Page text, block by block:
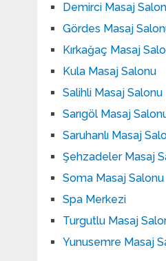
Demirci Masaj
Gördes Masaj
Kırkağaç Masaj
Kula Masaj Salonu
Salihli Masaj Salonu
Sarıgöl Masaj
Saruhanlı Masaj
Şehzadeler Masaj
Soma Masaj Salonu
Spa Merkezi
Turgutlu Masaj
Yunusemre Masaj